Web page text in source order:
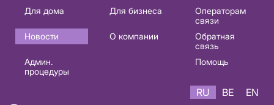
Основная
навигация
RU
Для дома Для бизнеса
Операторам
связи
Новости
О компании
Обратная
связь
Админ.
процедуры
Помощь
RU BE EN